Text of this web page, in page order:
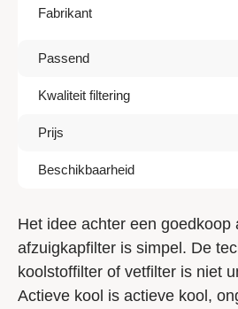
Fabrikant
Passend
Kwaliteit filtering
Prijs
Beschikbaarheid
Het idee achter een goedkoop
afzuigkapfilter is simpel. De
koolstoffilter of vetfilter is niet
Actieve kool is actieve kool,